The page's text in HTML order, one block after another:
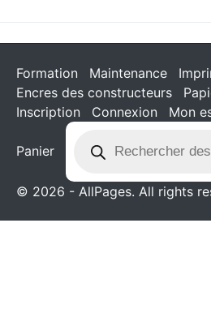
Formation Maintenance
Encres des constructeurs
Inscription
Connexion Mon
Panier
© 2026 - AllPages. All rights